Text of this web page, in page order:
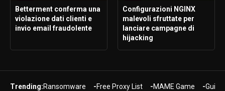
Betterment conferma una
violazione dati clienti e
invio email fraudolente
Configurazioni NGINX
malevoli sfruttate per
lanciare campagne di
hijacking
Trending:Ransomware Free Proxy List MAME Game Guide